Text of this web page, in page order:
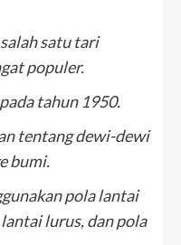
satu tari
populer.
tahun 1950.
tentang dewi-dewi
bumi.
pola lantai
lurus, dan pola